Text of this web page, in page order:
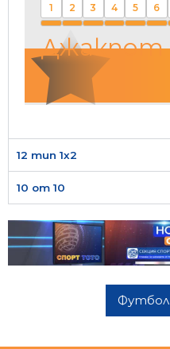
1 2 3 4 5 6
Джакпот
12 тип 1х2
10 от 10
Футбол